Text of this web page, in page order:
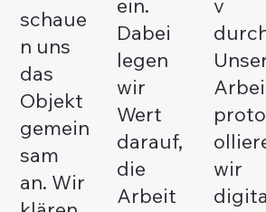
schaue
n uns
das
Objekt
gemein
sam
an. Wir
ein.
Dabei
legen
wir
Wert
darauf,
die
Arbeit
v
wir